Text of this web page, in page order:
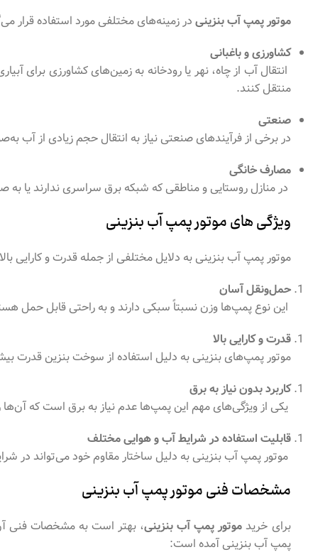
موتور پمپ آب بنزینیدر زمینه‌های مختلفی مورد استفاده قرار
کشاورزی و باغبانی
انتقال آب از چاه، نهر یا رودخانه به زمین‌های کشاورزی برای
منتقل کنند.
صنعتی
در برخی از فرآیندهای صنعتی نیاز به انتقال حجم زیادی از آب
مصارف خانگی
در منازل روستایی و مناطقی که شبکه برق سراسری ندارند یا
ویژگی های موتور پمپ آب بنزینی
موتور پمپ آب بنزینی به دلایل مختلفی از جمله قدرت و کارایی
حمل‌ونقل آسان
این نوع پمپ‌ها وزن نسبتاً سبکی دارند و به راحتی قابل حمل
قدرت و کارایی بالا
موتور پمپ‌های بنزینی به دلیل استفاده از سوخت بنزین قدرت
کاربرد بدون نیاز به برق
یکی از ویژگی‌های مهم این پمپ‌ها عدم نیاز به برق است که
قابلیت استفاده در شرایط آب و هوایی مختلف
موتور پمپ آب بنزینی به دلیل ساختار مقاوم خود می‌تواند در
مشخصات فنی موتور پمپ آب بنزینی
برای خرید موتور پمپ آب بنزینی، بهتر است به مشخصات فنی
پمپ آب بنزینی آمده است: